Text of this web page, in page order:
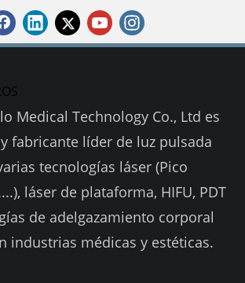
Medical Technology Co., Ltd es
fabricante líder de luz pulsada
tecnologías láser (Pico
láser de plataforma, HIFU, PDT
de adelgazamiento corporal
industrias médicas y estéticas.